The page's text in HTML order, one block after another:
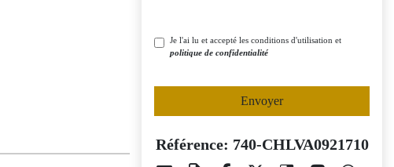
Je l'ai lu et accepté les conditions d'utilisation et
politique de confidentialité
Envoyer
Référence: 740-CHLVA0921710